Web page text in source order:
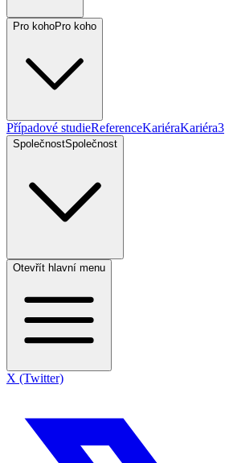
Pro kohoPro koho
Případové studieReferenceKariéraKariéra3
SpolečnostSpolečnost
Otevřít hlavní menu
X (Twitter)